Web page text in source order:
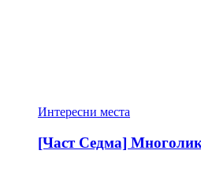
Интересни места
[Част Седма]